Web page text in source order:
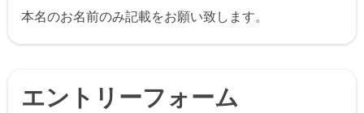
本名のお名前のみ記載をお願い致します。
エントリーフォーム